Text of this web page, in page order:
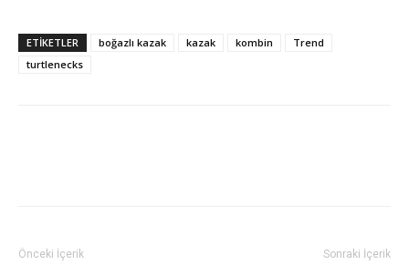
ETİKETLER boğazlı kazak kazak kombin
Trend
turtlenecks
Önceki İçerik Sonraki İçerik